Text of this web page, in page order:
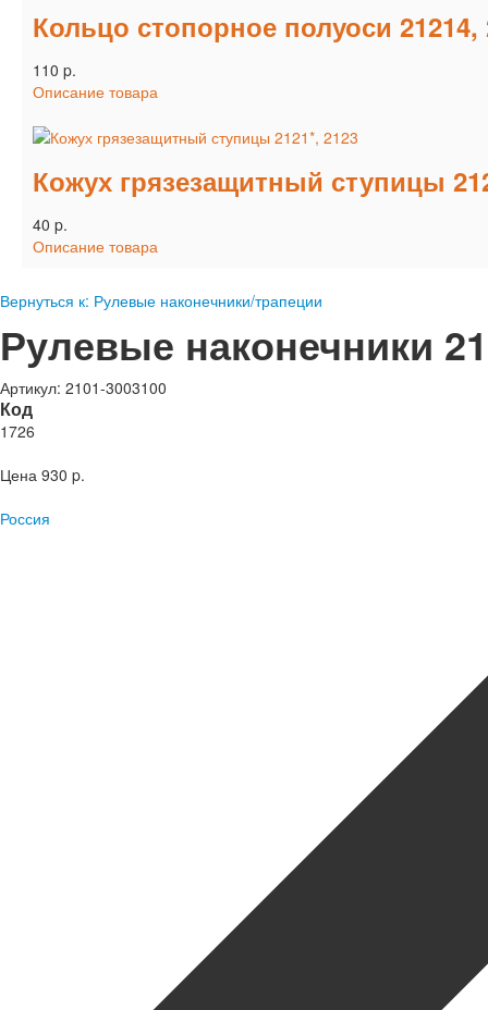
Кольцо стопорное полуоси 21214,
110 p.
Описание товара
Кожух грязезащитный ступицы
40 p.
Описание товара
Вернуться к: Рулевые наконечники/трапеции
Рулевые наконечники
Артикул: 2101-3003100
Код
1726
Цена 930 p.
Россия